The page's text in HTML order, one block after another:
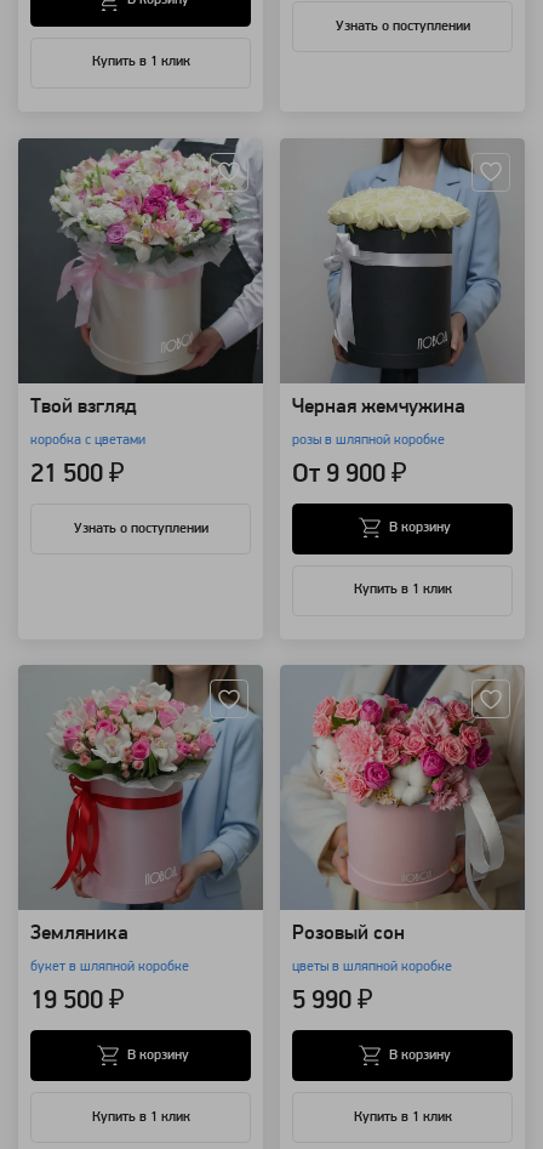
Купить в 1 клик
Узнать о поступлении
Твой взгляд
коробка с цветами
21 500 ₽
Узнать о поступлении
Черная жемчужина
розы в шляпной коробке
От 9 900 ₽
Купить в 1 клик
В корзину
Земляника
букет в шляпной коробке
19 500 ₽
Купить в 1 клик
В корзину
Розовый сон
цветы в шляпной коробке
5 990 ₽
Купить в 1 клик
В корзину